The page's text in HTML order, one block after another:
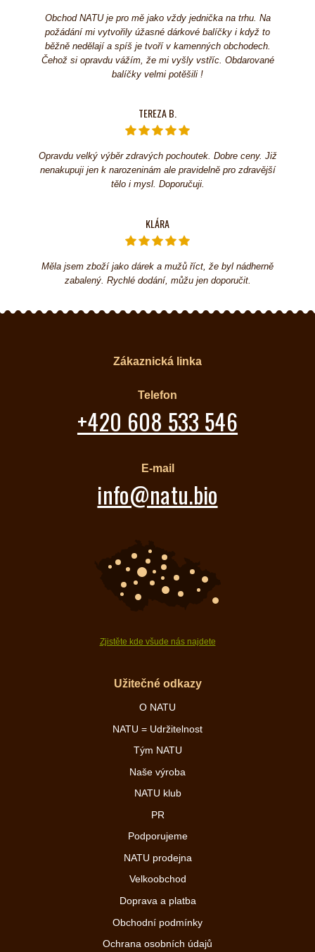
Obchod NATU je pro mě jako vždy jednička na trhu. Na
požádání mi vytvořily úžasné dárkové balíčky i když to
běžně nedělají a spíš je tvoří v kamenných obchodech.
Čehož si opravdu vážím, že mi vyšly vstříc. Obdarované
balíčky velmi potěšili !
TEREZA B.
Opravdu velký výběr zdravých pochoutek. Dobre ceny. Již
nenakupuji jen k narozeninám ale pravidelně pro zdravější
tělo i mysl. Doporučuji.
KLÁRA
Měla jsem zboží jako dárek a mužů říct, že byl nádherně
zabalený. Rychlé dodání, můžu jen doporučit.
Zákaznická linka
Telefon
+420 608 533 546
E-mail
info@natu.bio
Zjistěte kde všude nás najdete
Užitečné odkazy
O NATU
NATU = Udržitelnost
Tým NATU
Naše výroba
NATU klub
PR
Podporujeme
NATU prodejna
Velkoobchod
Doprava a platba
Obchodní podmínky
Ochrana osobních údajů